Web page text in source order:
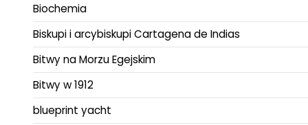
Biochemia
Biskupi i arcybiskupi Cartagena de Indias
Bitwy na Morzu Egejskim
Bitwy w 1912
blueprint yacht